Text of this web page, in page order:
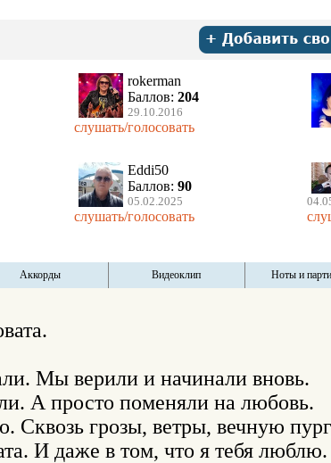
rokerman
Баллов: 204
29.10.2016
слушать/голосовать
Eddi50
Баллов: 90
05.02.2025
слушать/голосовать
Аккорды Видеоклип Ноты и
Мы верили и начинали вновь.
А просто поменяли на любовь.
Сквозь грозы, ветры, вечную
И даже в том, что я тебя люблю.